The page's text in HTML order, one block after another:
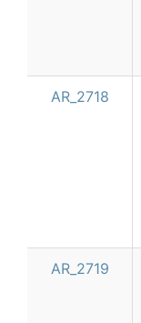
AR_2718
AR_2719